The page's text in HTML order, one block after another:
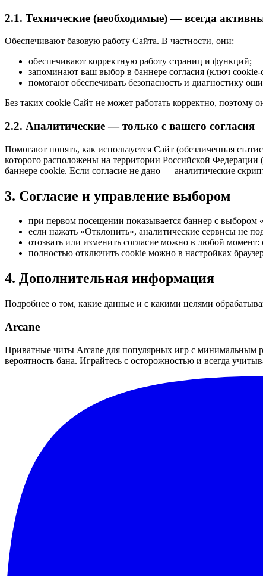
2.1. Технические (необходимые) — всегда
Обеспечивают базовую работу Сайта. В частности, они:
обеспечивают корректную работу страниц и функций;
запоминают ваш выбор в баннере согласия (ключ cookie-
помогают обеспечивать безопасность и диагностику
Без таких cookie Сайт не может работать корректно, поэтому
2.2. Аналитические — только с вашего согласия
Помогают понять, как используется Сайт (обезличенная
которого расположены на территории Российской Федерации
баннере cookie. Если согласие не дано — аналитические
3. Согласие и управление выбором
при первом посещении показывается баннер с выбором
если нажать «Отклонить», аналитические сервисы не
отозвать или изменить согласие можно в любой
полностью отключить cookie можно в настройках
4. Дополнительная информация
Подробнее о том, какие данные и с какими целями
Arcane
Приватные читы Arcane для популярных игр с минимальным
вероятность бана. Играйтесь с осторожностью и всегда